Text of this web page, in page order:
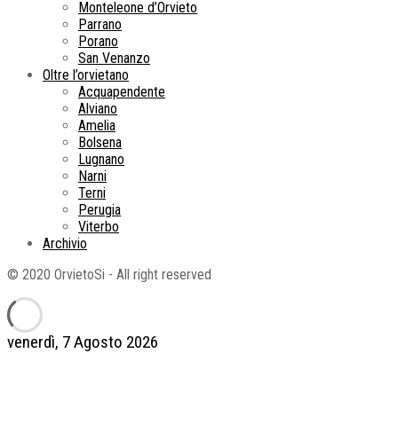
venerdì, 7 Agosto 2026
Monteleone d’Orvieto
Parrano
Porano
San Venanzo
Oltre l’orvietano
Acquapendente
Alviano
Amelia
Bolsena
Lugnano
Narni
Terni
Perugia
Viterbo
Archivio
© 2020 OrvietoSi - All right reserved